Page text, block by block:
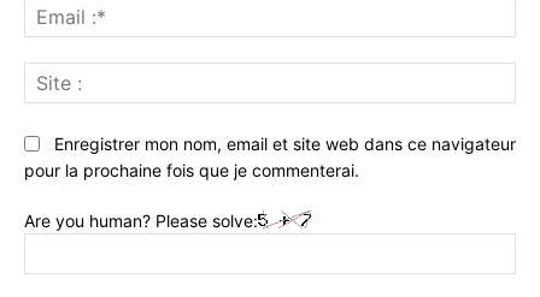
:*
:
Enregistrer mon nom, email et site web dans ce navigateur
pour la prochaine fois que je commenterai.
Are you human? Please solve: